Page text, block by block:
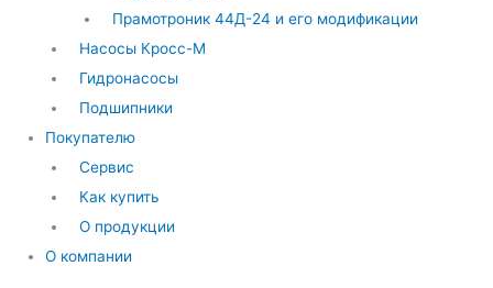
Прамотроник 44Д-24 и его модификации
Насосы Кросс-М
Гидронасосы
Подшипники
Покупателю
Сервис
Как купить
О продукции
О компании